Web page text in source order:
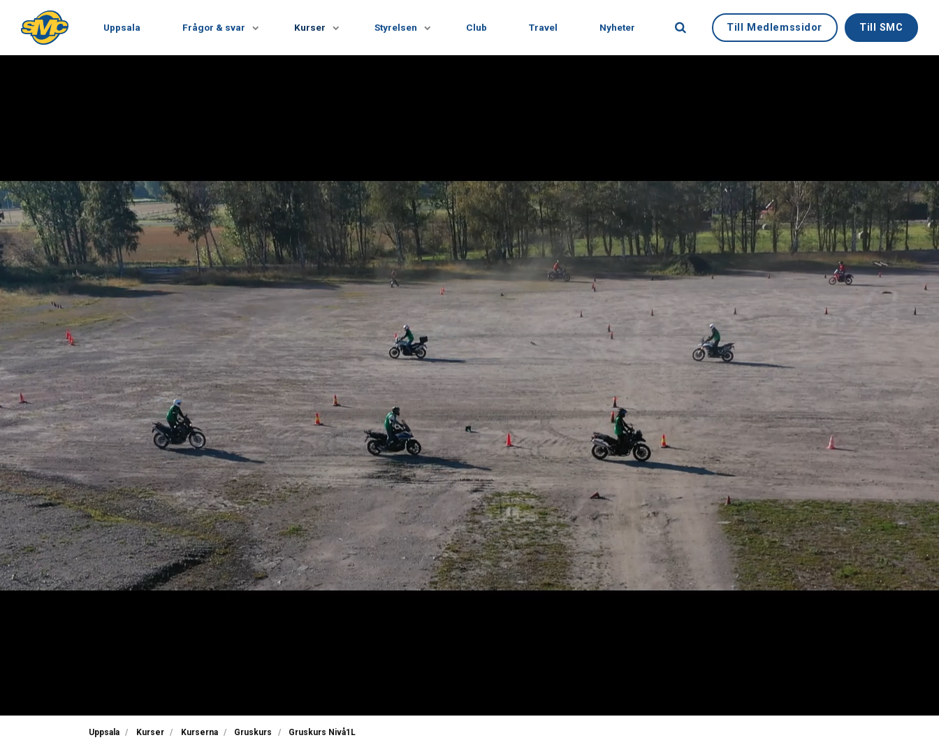
Uppsala Frågor & svar Kurser Styrelsen Club Travel Nyheter Till Medlemssidor Till SMC
Uppsala Kurser Kurserna Gruskurs Gruskurs Nivå1L